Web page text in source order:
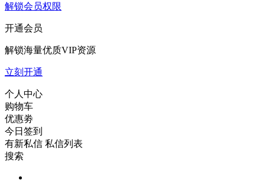
解锁会员权限
开通会员
解锁海量优质VIP资源
立刻开通
个人中心
购物车
优惠劵
今日签到
有新私信 私信列表
搜索